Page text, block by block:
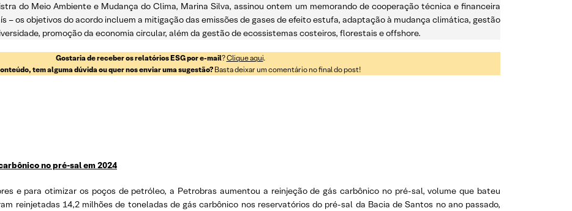
do Meio Ambiente e Mudança do Clima, Marina Silva, assinou ontem um memorando de cooperação técnica e financeira
– os objetivos do acordo incluem a mitigação das emissões de gases de efeito estufa, adaptação à mudança climática, gestão
promoção da economia circular, além da gestão de ecossistemas costeiros, florestais e offshore.
Gostaria de receber os relatórios ESG por e-mail?Clique aqui.
tem alguma dúvida ou quer nos enviar uma sugestão? Basta deixar um comentário no final do post!
no pré-sal em 2024
e para otimizar os poços de petróleo, a Petrobras aumentou a reinjeção de gás carbônico no pré-sal, volume que bateu
reinjetadas 14,2 milhões de toneladas de gás carbônico nos reservatórios do pré-sal da Bacia de Santos no ano passado,